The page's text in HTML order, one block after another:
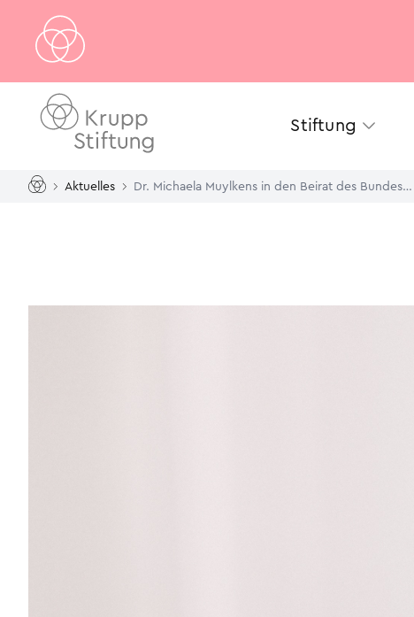
Stiftung
Aktuelles Dr. Michaela Muylkens in den Beirat des Bundesverbands Deutscher Stiftungen gewählt